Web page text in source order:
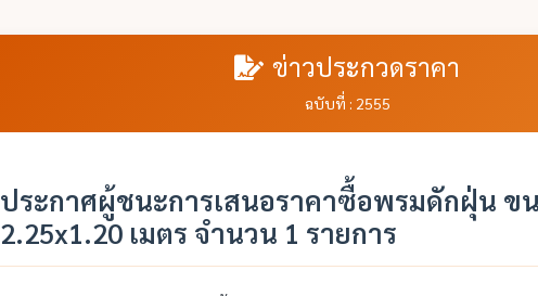
ข่าวประกวดราคา
ฉบับที่ : 2555
ประกาศผู้ชนะการเสนอราคาซื้อพรมดักฝุ่น ข
2.25x1.20 เมตร จำนวน 1 รายการ